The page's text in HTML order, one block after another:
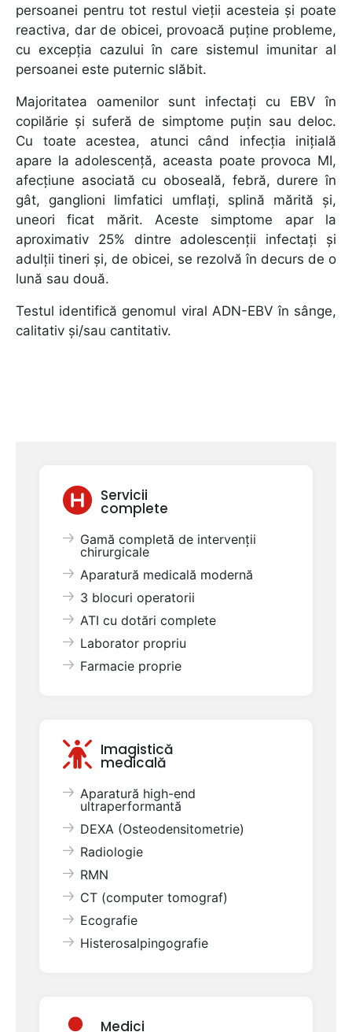
persoanei pentru tot restul vieții acesteia și poate
reactiva, dar de obicei, provoacă puține probleme,
cu excepția cazului în care sistemul imunitar al
persoanei este puternic slăbit.
Majoritatea oamenilor sunt infectați cu EBV în
copilărie și suferă de simptome puțin sau deloc.
Cu toate acestea, atunci când infecția inițială
apare la adolescență, aceasta poate provoca MI,
afecțiune asociată cu oboseală, febră, durere în
gât, ganglioni limfatici umflați, splină mărită și,
uneori ficat mărit. Aceste simptome apar la
aproximativ 25% dintre adolescenții infectați și
adulții tineri și, de obicei, se rezolvă în decurs de o
lună sau două.
Testul identifică genomul viral ADN-EBV în sânge,
calitativ și/sau cantitativ.
Servicii
complete
Gamă completă de intervenții
chirurgicale
Aparatură medicală modernă
3 blocuri operatorii
ATI cu dotări complete
Laborator propriu
Farmacie proprie
Imagistică
medicală
Aparatură high-end
ultraperformantă
DEXA (Osteodensitometrie)
Radiologie
RMN
CT (computer tomograf)
Ecografie
Histerosalpingografie
Medici